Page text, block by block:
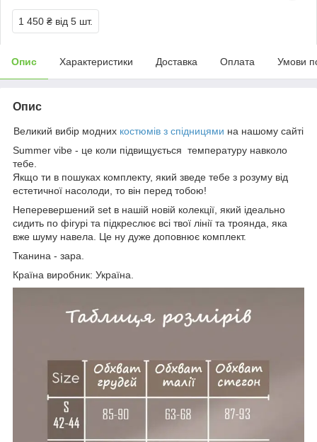
1 450 ₴ від 5 шт.
Опис Характеристики Доставка Оплата Умови
Опис
Великий вибір модних костюмів з спідницями на нашому сайті
Summer vibe - це коли підвищується температуру навколо
тебе.
Якщо ти в пошуках комплекту, який зведе тебе з розуму від
естетичної насолоди, то він перед тобою!
Неперевершений set в нашій новій колекції, який ідеально
сидить по фігурі та підкреслює всі твої лінії та троянда, яка
вже шуму навела. Це ну дуже доповнює комплект.
Тканина - зара.
Країна виробник: Україна.